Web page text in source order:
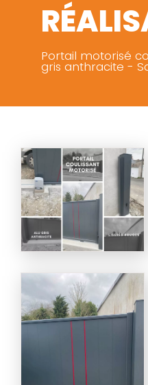
Portail motorisé
gris anthracite -